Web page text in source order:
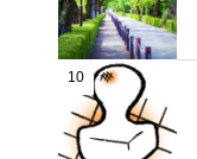
10